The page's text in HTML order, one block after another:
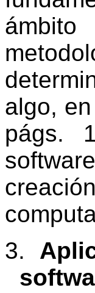
algo,
págs.
3.